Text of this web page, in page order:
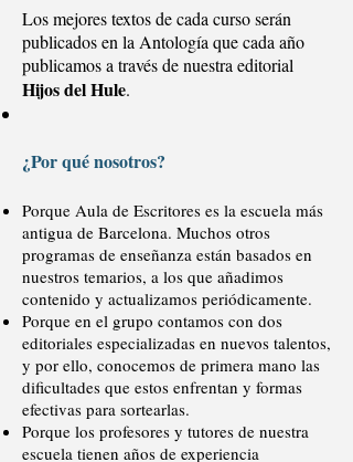
Los mejores textos de cada curso serán
publicados en la Antología que cada año
publicamos a través de nuestra editorial
Hijos del Hule.
¿Por qué nosotros?
Porque Aula de Escritores es la escuela más
antigua de Barcelona. Muchos otros
programas de enseñanza están basados en
nuestros temarios, a los que añadimos
contenido y actualizamos periódicamente.
Porque en el grupo contamos con dos
editoriales especializadas en nuevos talentos,
y por ello, conocemos de primera mano las
dificultades que estos enfrentan y formas
efectivas para sortearlas.
Porque los profesores y tutores de nuestra
escuela tienen años de experiencia